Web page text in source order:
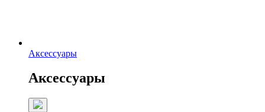
Аксессуары
Аксессуары